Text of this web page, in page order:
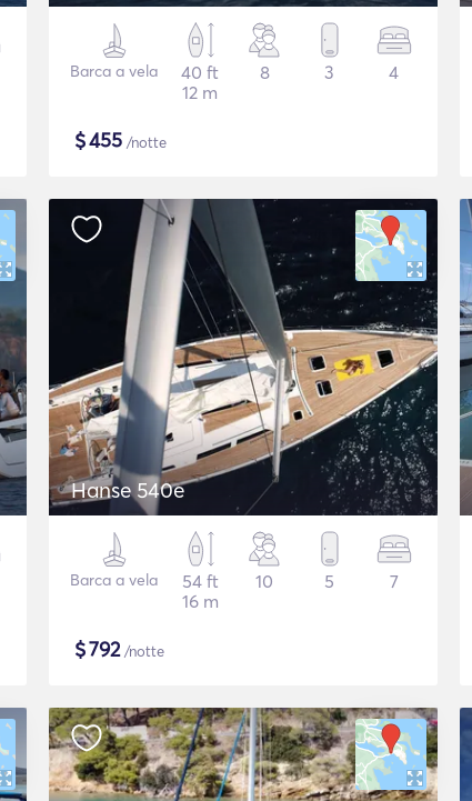
Barca a vela
40 ft
12 m
8 3 4
$455 /notte
Hanse 540e
Barca a vela
54 ft
16 m
10 5 7
$792/notte